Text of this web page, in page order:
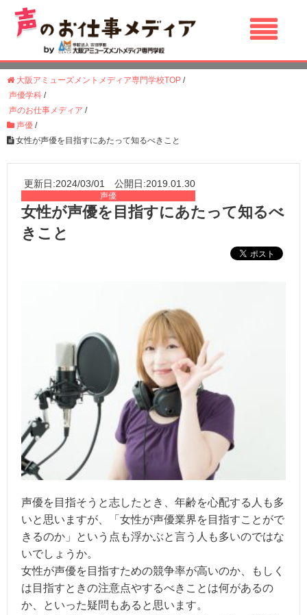
大阪アミューズメントメディア専門学校TOP /
声優学科 /
声のお仕事メディア /
声優 /
女性が声優を目指すにあたって知るべきこと
更新日:2024/03/01 公開日:2019.01.30
声優
女性が声優を目指すにあたって知るべ
きこと
声優を目指そうと志したとき、年齢を心配する人も多
いと思いますが、「女性が声優業界を目指すことがで
きるのか」という点も浮かぶと言う人も多いのではな
いでしょうか。
女性が声優を目指すための競争率が高いのか、もしく
は目指すときの注意点やするべきことは何があるの
か、といった疑問もあると思います。